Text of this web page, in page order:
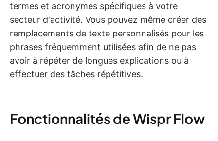
termes et acronymes spécifiques à votre
secteur d'activité. Vous pouvez même créer des
remplacements de texte personnalisés pour les
phrases fréquemment utilisées afin de ne pas
avoir à répéter de longues explications ou à
effectuer des tâches répétitives.
Fonctionnalités de Wispr Flow